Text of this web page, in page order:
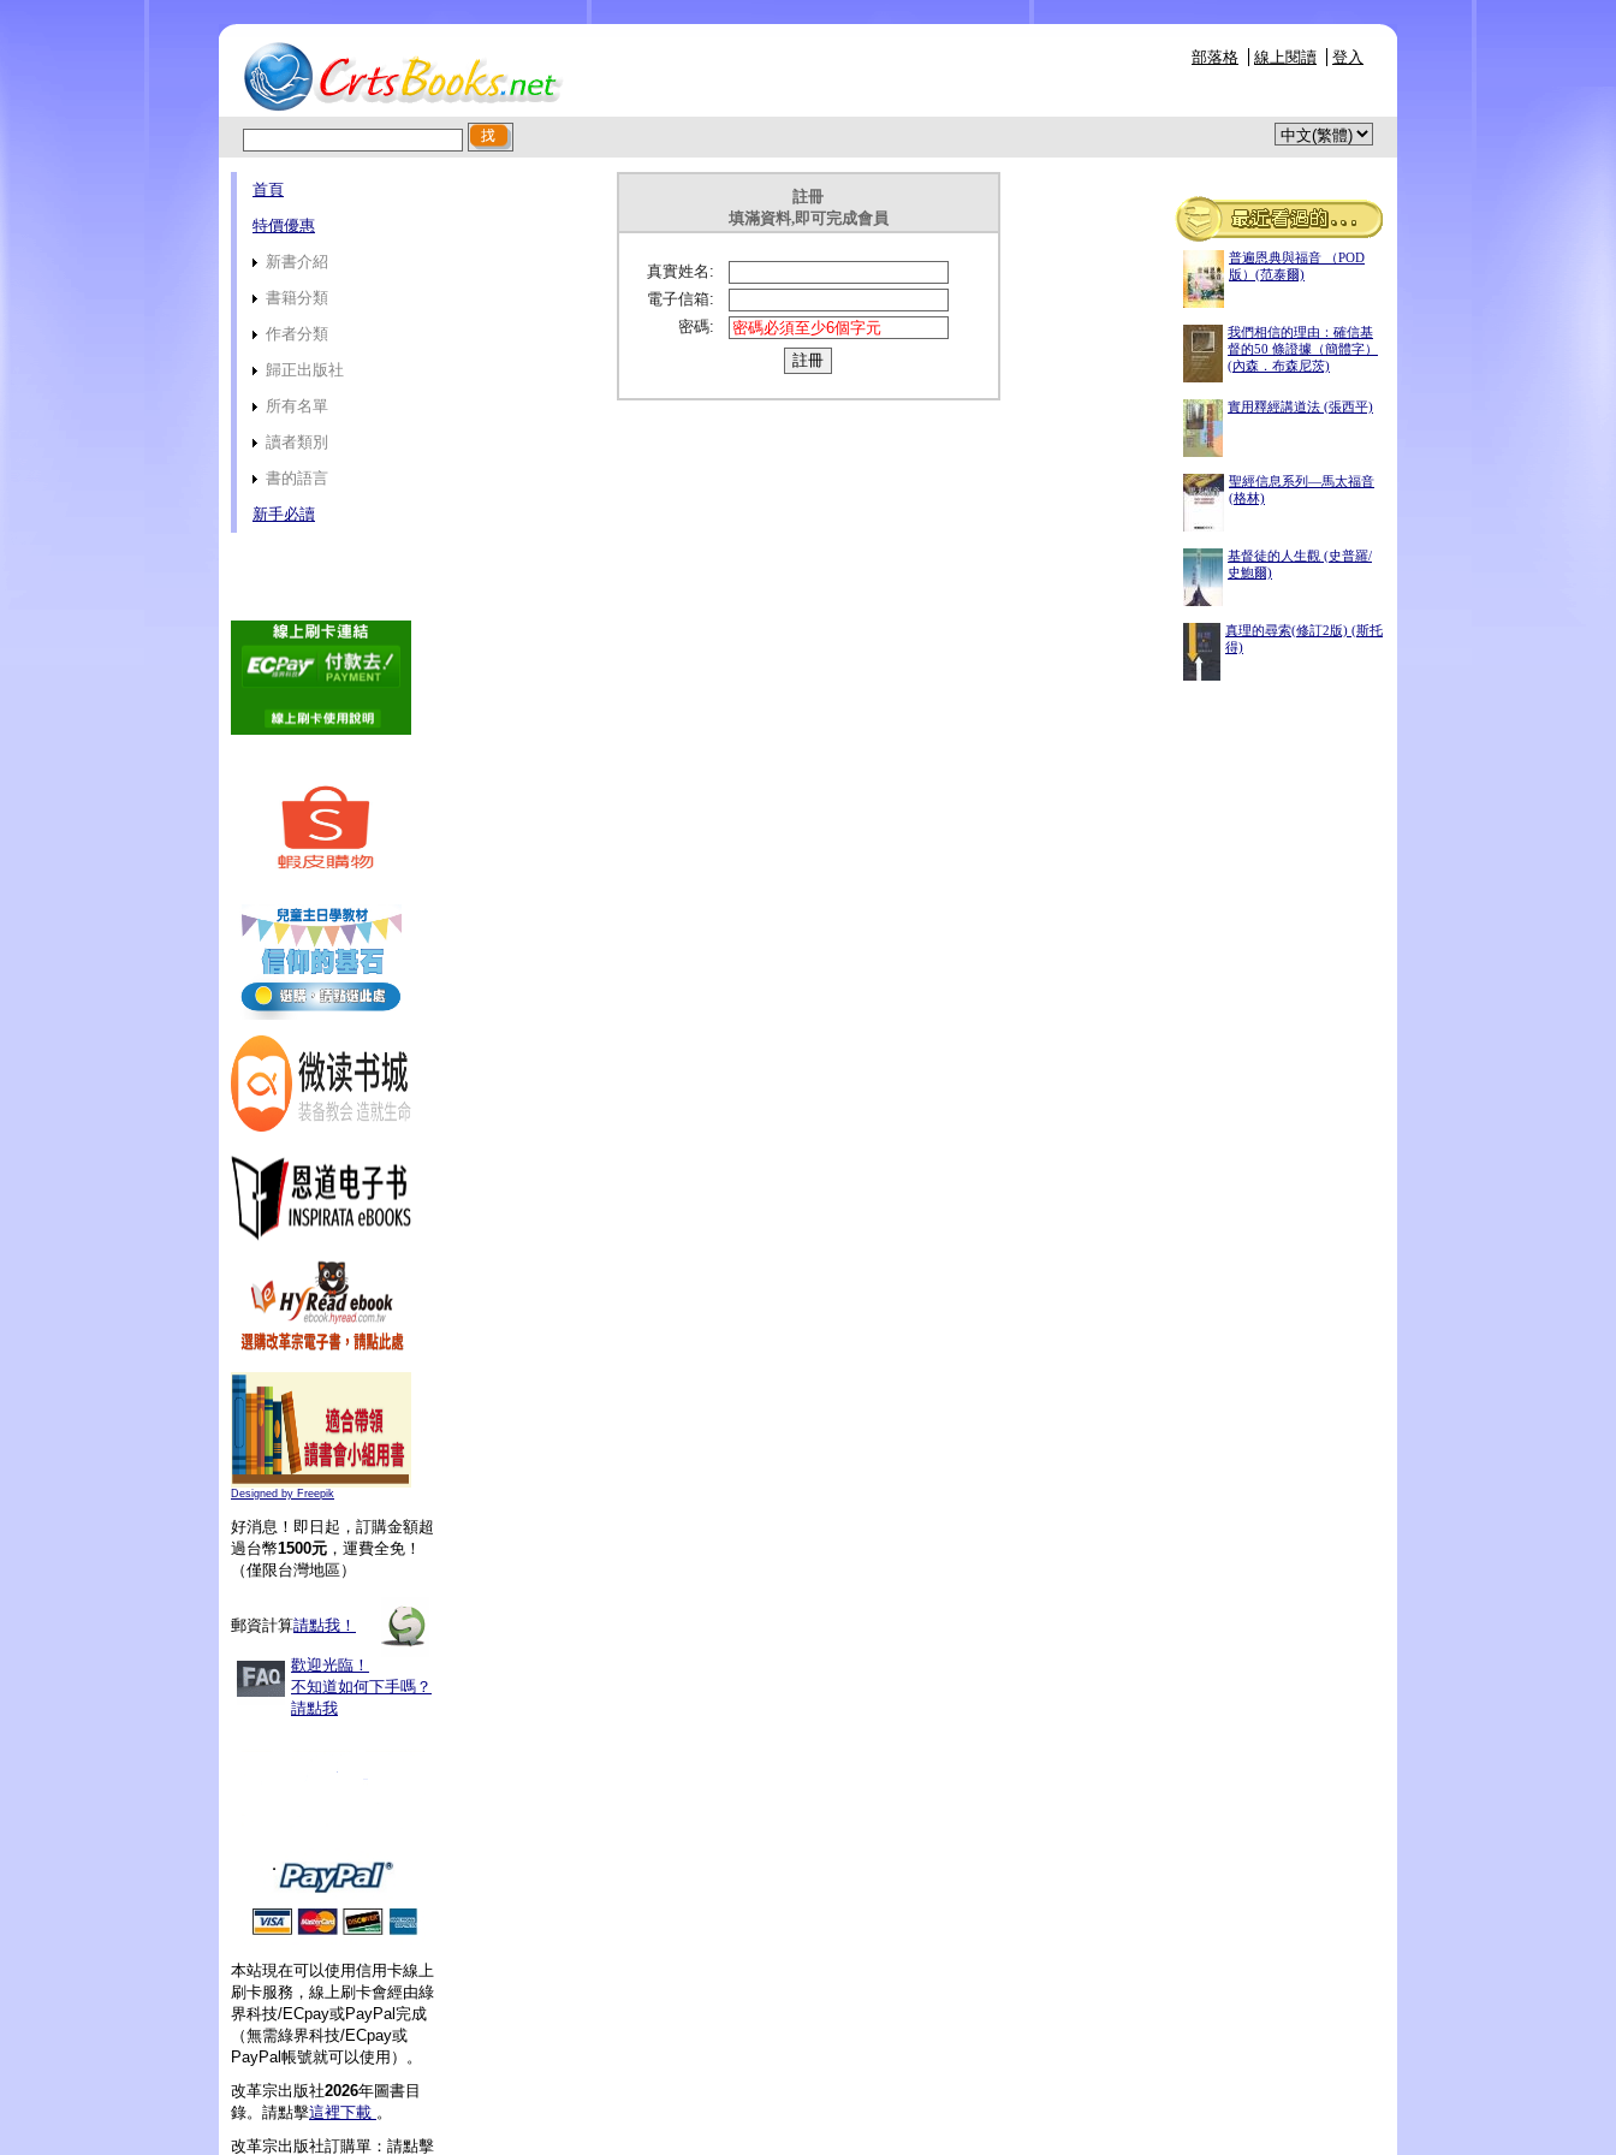
部落格 線上閱讀 登入
首頁
特價優惠
新書介紹
書籍分類
作者分類
歸正出版社
所有名單
讀者類別
書的語言
新手必讀
Designed by Freepik
好消息！即日起，訂購金額超
過台幣1500元 ，運費全免！
（僅限台灣地區）
郵資計算請點我！
歡迎光臨！
不知道如何下手嗎？
請點我
本站現在可以使用信用卡線上
刷卡服務，線上刷卡會經由綠
界科技/ECpay或PayPal完成
（無需綠界科技/ECpay或
PayPal帳號就可以使用）。
改革宗出版社2026年圖書目
錄。請點擊這裡下載 。
改革宗出版社訂購單：請點擊
普遍恩典與福音 （POD
版）(范泰爾)
我們相信的理由：確信基
督的50 條證據（簡體字）
(內森．布森尼茨)
實用釋經講道法 (張西平)
聖經信息系列—馬太福音
(格林)
基督徒的人生觀 (史普羅/
史鮑爾)
真理的尋索(修訂2版) (斯托
得)
註冊
填滿資料,即可完成會員
真實姓名:
電子信箱:
密碼: